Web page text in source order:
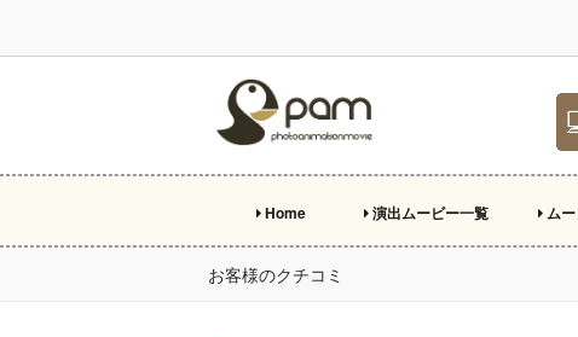
Home 演出ムービー一覧 ムー
お客様のクチコミ